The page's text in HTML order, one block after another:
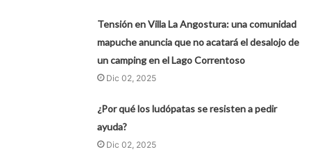
Tensión en Villa La Angostura: una comunidad
mapuche anuncia que no acatará el desalojo de
un camping en el Lago Correntoso
Dic 02, 2025
¿Por qué los ludópatas se resisten a pedir
ayuda?
Dic 02, 2025